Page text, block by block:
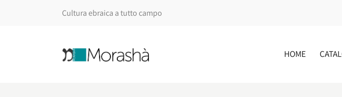
Cultura ebraica a tutto campo
HOME